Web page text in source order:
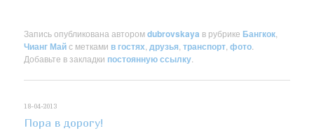
Запись опубликована авторомdubrovskaya в рубрикеБангкок
Чианг Майс метками в гостях друзья ,транспорт ,фото
Добавьте в закладки постоянную ссылку
18-04-2013
Пора в дорогу!